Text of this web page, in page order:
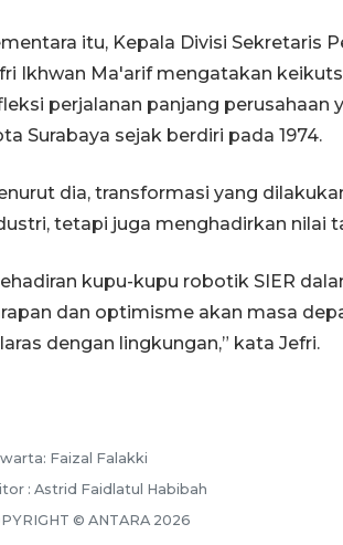
itu, Kepala Divisi Sekretaris
Ikhwan Ma'arif mengatakan
perjalanan panjang
Surabaya sejak berdiri pada 1974.
dia, transformasi yang
tetapi juga menghadirkan nilai
kupu-kupu robotik SIER
dan optimisme akan masa
dengan lingkungan,” kata Jefri.
Faizal Falakki
: Astrid Faidlatul Habibah
© ANTARA 2026